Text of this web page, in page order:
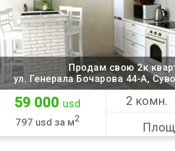
Продам свою 2к
ул. Генерала Бочарова 44-А, Суворовский район,
Одесса
59 000 usd
797 usd за м2
2 комн.